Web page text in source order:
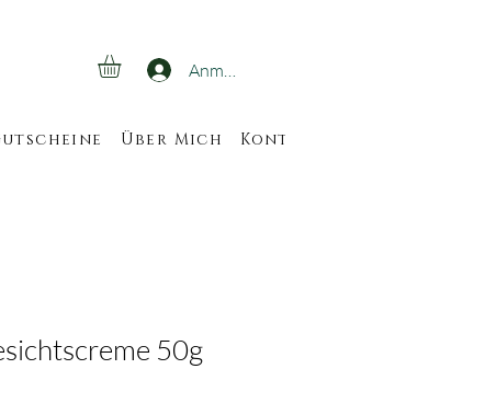
Anmelden
Über Mich Kontakt
50g